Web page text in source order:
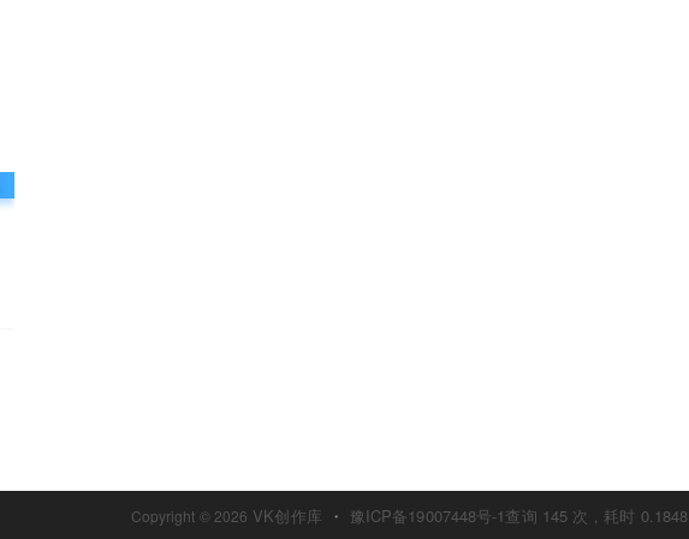
Copyright © 2026 VK创作库 ・ 豫ICP备19007448号-1查询 145 次，耗时